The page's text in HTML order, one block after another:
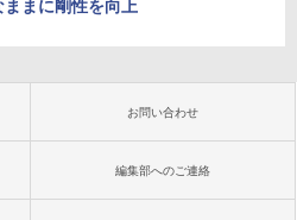
まに剛性を向上
お問い合わせ
編集部へのご連絡